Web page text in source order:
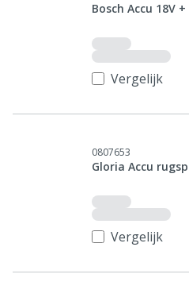
Bosch Accu 18V
Vergelijk
0807653
Gloria Accu
Vergelijk